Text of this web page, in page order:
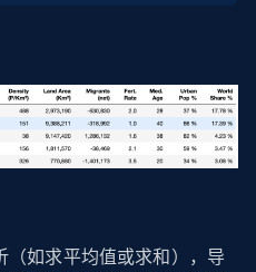
如求平均值或求和），导